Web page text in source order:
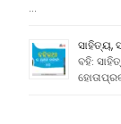
…
ସାହିତ୍ୟ,
ବହି: